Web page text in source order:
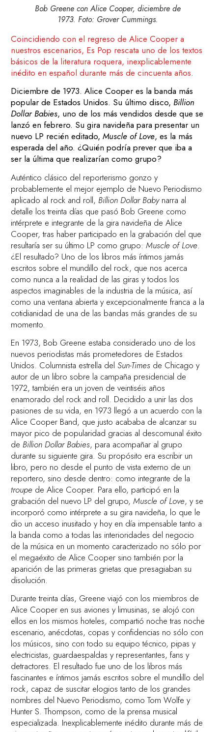
Bob Greene con Alice Cooper, diciembre de
1973. Foto: Grover Cummings.
Coincidiendo con el regreso de Alice Cooper a
nuestros escenarios, Es Pop rescata uno de los textos
básicos de la literatura roquera, inexplicablemente
inédito en español durante más de cincuenta años.
Diciembre de 1973. Alice Cooper es la banda más
popular de Estados Unidos. Su último disco, Billion
Dollar Babies, uno de los más vendidos desde que se
lanzó en febrero. Su gira navideña para presentar un
nuevo LP recién editado,Muscle of Love, es la más
esperada del año. ¿Quién podría prever que iba a
ser la última que realizarían como grupo?
Auténtico clásico del reporterismo gonzo y
probablemente el mejor ejemplo de Nuevo Periodismo
aplicado al rock and roll, Billion Dollar Babynarra al
detalle los treinta días que pasó Bob Greene como
intérprete e integrante de la gira navideña de Alice
Cooper, tras haber participado en la grabación del que
resultaría ser su último LP como grupo:Muscle of Love.
¿El resultado? Uno de los libros más íntimos jamás
escritos sobre el mundillo del rock, que nos acerca
como nunca a la realidad de las giras y todos los
aspectos imaginables de la industria de la música, así
como una ventana abierta y excepcionalmente franca a la
cotidianidad de una de las bandas más grandes de su
momento.
En 1973, Bob Greene estaba considerado uno de los
nuevos periodistas más prometedores de Estados
Unidos. Columnista estrella del Sun-Times de Chicago y
autor de un libro sobre la campaña presidencial de
1972, también era un joven de veintiséis años
enamorado del rock and roll. Decidido a unir las dos
pasiones de su vida, en 1973 llegó a un acuerdo con la
Alice Cooper Band, que justo acababa de alcanzar su
mayor pico de popularidad gracias al descomunal éxito
de Billion Dollar Babies, para acompañar al grupo
durante su siguiente gira. Su propósito era escribir un
libro, pero no desde el punto de vista externo de un
reportero, sino desde dentro: como integrante de la
troupe de Alice Cooper. Para ello, participó en la
grabación del nuevo LP del grupo,Muscle of Love, y se
incorporó como intérprete a su gira navideña, lo que le
dio un acceso inusitado y hoy en día impensable tanto a
la banda como a todas las interioridades del negocio
de la música en un momento caracterizado no sólo por
el megaéxito de Alice Cooper sino también por la
aparición de las primeras grietas que presagiaban su
disolución.
Durante treinta días, Greene viajó con los miembros de
Alice Cooper en sus aviones y limusinas, se alojó con
ellos en los mismos hoteles, compartió noche tras noche
escenario, anécdotas, copas y confidencias no sólo con
los músicos, sino con todo su equipo técnico, pipas y
electricistas, guardaespaldas y representantes, fans y
detractores. El resultado fue uno de los libros más
fascinantes e íntimos jamás escritos sobre el mundillo del
rock, capaz de suscitar elogios tanto de los grandes
nombres del Nuevo Periodismo, como Tom Wolfe y
Hunter S. Thompson, como de la prensa musical
especializada. Inexplicablemente inédito durante más de